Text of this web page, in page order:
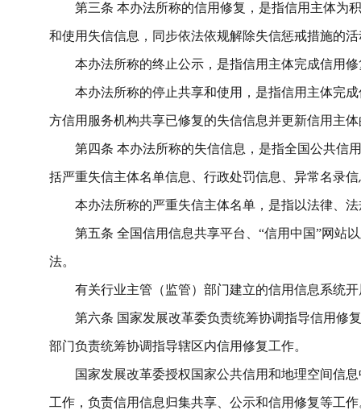
第三条 本办法所称的信用修复，是指信用主体为
和使用失信信息，同步依法依规解除失信惩戒措施的
本办法所称的终止公示，是指信用主体完成信用
本办法所称的停止共享和使用 ，是指信用主体完
方信用服务机构共享已修复的失信信息并更新信用主
第四条 本办法所称的失信信息，是指全国公共信
括严重失信主体名单信息、行政处罚信息、异常名录
本办法所称的严重失信主体名单，是指以法律、
第五条 全国信用信息共享平台、 “信用中国”网站
法。
有关行业主管（监管）部门建立的信用信息系统
第六条 国家发展改革委负责统筹协调指导信用修
部门负责统筹协调指导辖区内信用修复工作。
国家发展改革委授权国家公共信用和地理空间信
工作，负责信用信息归集共享、公示和信用修复等工作